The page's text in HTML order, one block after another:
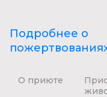
Подробнее о
О приюте